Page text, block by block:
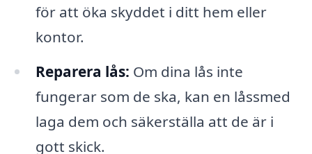
för att öka skyddet i ditt hem eller
kontor.
Reparera lås: Om dina lås inte
fungerar som de ska, kan en låssmed
laga dem och säkerställa att de är i
gott skick.